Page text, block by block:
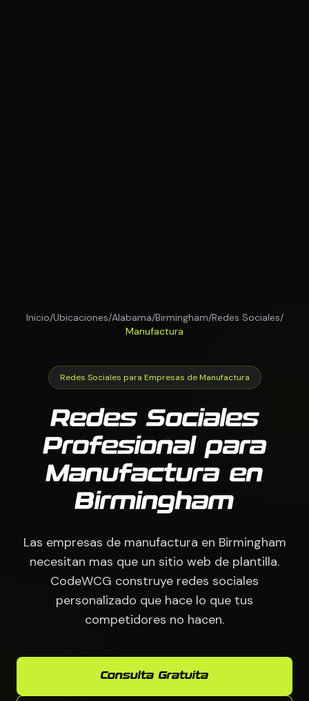
Inicio/Ubicaciones/Alabama/Birmingham/Redes Sociales/
Manufactura
Redes Sociales para Empresas de Manufactura
Redes Sociales
Profesional para
Manufactura en
Birmingham
Las empresas de manufactura en Birmingham
necesitan mas que un sitio web de plantilla.
CodeWCG construye redes sociales
personalizado que hace lo que tus
competidores no hacen.
Consulta Gratuita